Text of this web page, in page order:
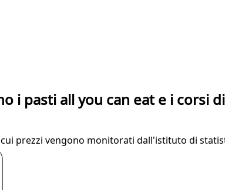
i pasti all you can eat e i corsi
prezzi vengono monitorati dall'istituto di